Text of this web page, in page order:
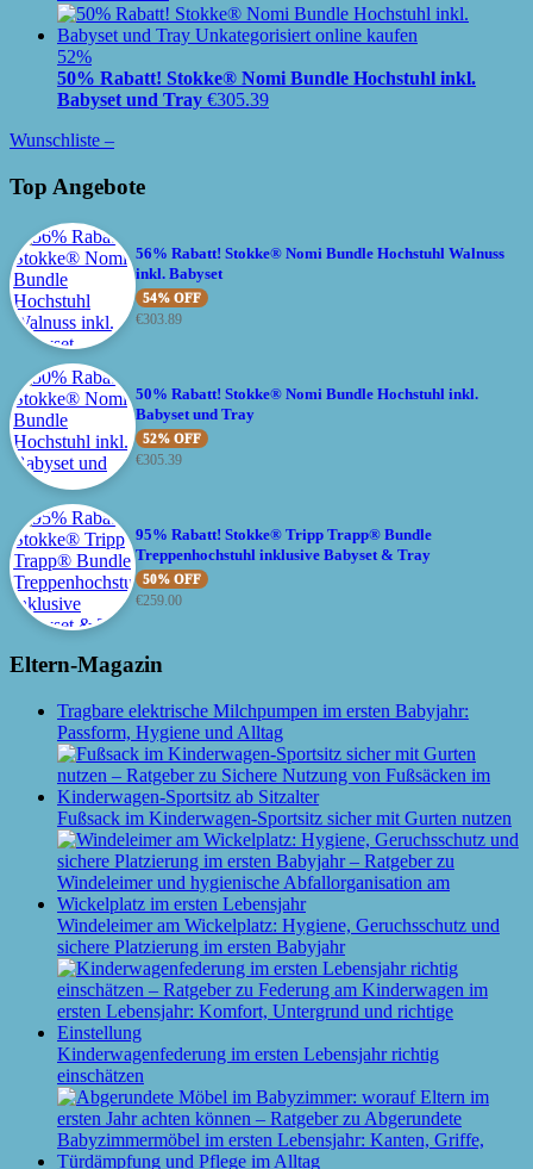
52%
50% Rabatt! Stokke® Nomi Bundle Hochstuhl inkl.
Babyset und Tray €305.39
Wunschliste –
Top Angebote
56% Rabatt! Stokke® Nomi Bundle Hochstuhl Walnuss
inkl. Babyset
54% OFF
€303.89
50% Rabatt! Stokke® Nomi Bundle Hochstuhl inkl.
Babyset und Tray
52% OFF
€305.39
95% Rabatt! Stokke® Tripp Trapp® Bundle
Treppenhochstuhl inklusive Babyset & Tray
50% OFF
€259.00
Eltern-Magazin
Tragbare elektrische Milchpumpen im ersten Babyjahr:
Passform, Hygiene und Alltag
Fußsack im Kinderwagen-Sportsitz sicher mit Gurten nutzen
Windeleimer am Wickelplatz: Hygiene, Geruchsschutz und
sichere Platzierung im ersten Babyjahr
Kinderwagenfederung im ersten Lebensjahr richtig
einschätzen